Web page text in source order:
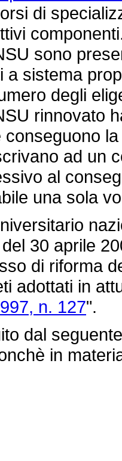
di
sono
a sistema
degli
rinnovato
ad un
al
una sola
30 aprile
di riforma
adottati in
n. 127".
dal
in